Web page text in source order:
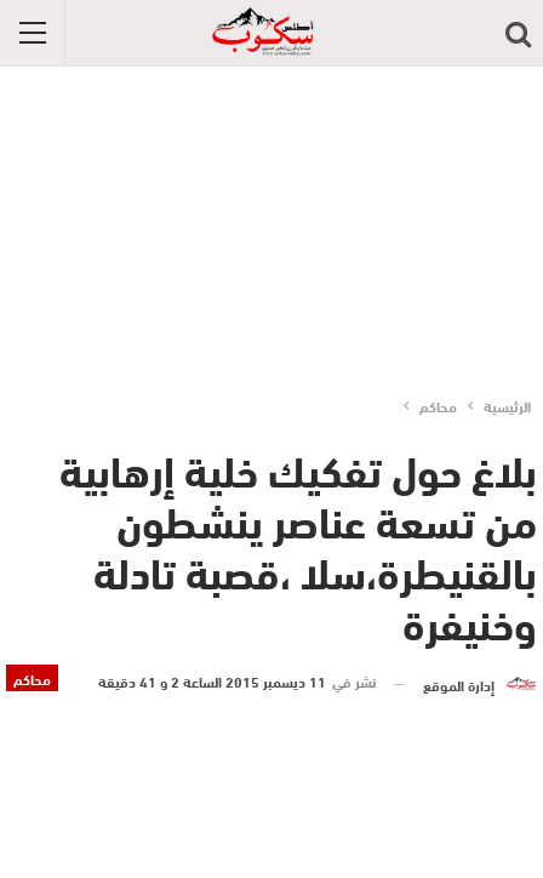
الرئيسية محاكم
بلاغ حول تفكيك خلية إرهابية
من تسعة عناصر ينشطون
بالقنيطرة،سلا ،قصبة تادلة
وخنيفرة
محاكم إدارة الموقع نشر في 11 ديسمبر 2015 الساعة 2 و 41 دقيقة